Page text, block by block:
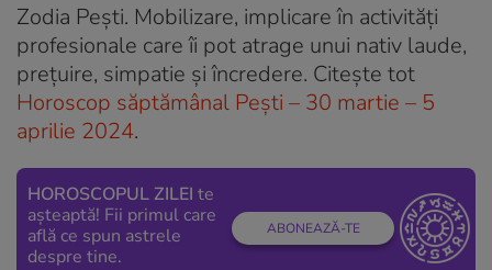
Zodia Pești. Mobilizare, implicare în activități
profesionale care îi pot atrage unui nativ laude,
prețuire, simpatie și încredere. Citește tot
Horoscop săptămânal Pești – 30 martie – 5
aprilie 2024.
HOROSCOPUL ZILEI te
așteaptă! Fii primul care
află ce spun astrele
despre tine.
ABONEAZĂ-TE